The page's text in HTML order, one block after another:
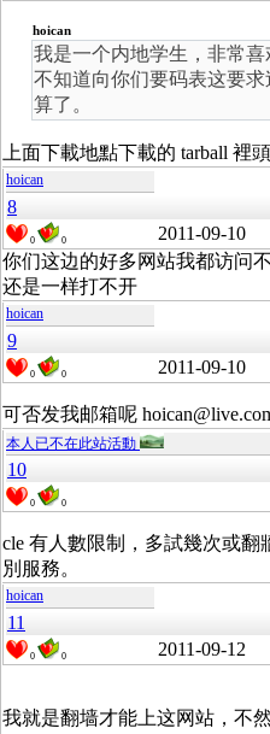
hoican
我是一个内地学生，非常喜
不知道向你们要码表这要
算了。
上面下載地點下載的 tarball 裡
hoican
8
0 0 2011-09-10
你们这边的好多网站我都访问
还是一样打不开
hoican
9
0 0 2011-09-10
可否发我邮箱呢
本人已不在此站活動
10
0 0
cle 有人數限制，多試幾次或翻
別服務。
hoican
11
0 0 2011-09-12
我就是翻墙才能上这网站，不然